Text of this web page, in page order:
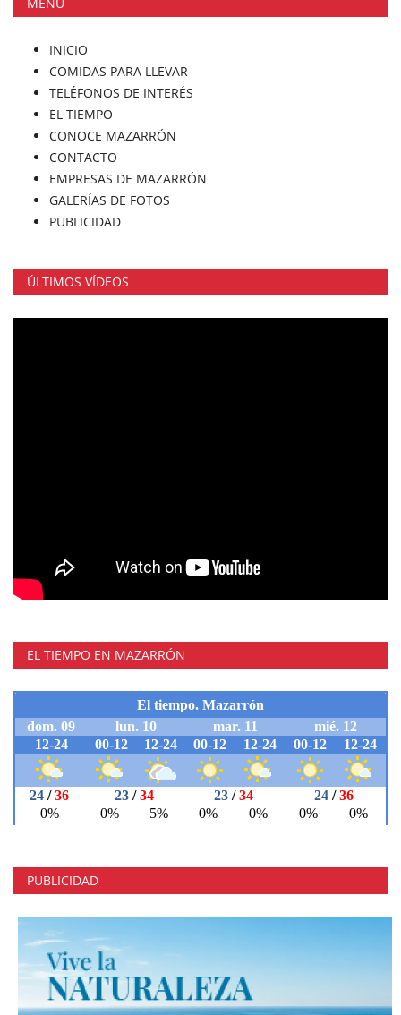
INICIO
COMIDAS PARA LLEVAR
TELÉFONOS DE INTERÉS
EL TIEMPO
CONOCE MAZARRÓN
CONTACTO
EMPRESAS DE MAZARRÓN
GALERÍAS DE FOTOS
PUBLICIDAD
ÚLTIMOS VÍDEOS
EL TIEMPO EN MAZARRÓN
PUBLICIDAD